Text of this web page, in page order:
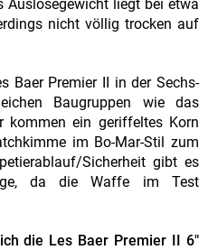
Auslösegewicht liegt bei etwa
nicht völlig trocken auf
Baer Premier II in der Sechs-
Baugruppen wie das
kommen ein geriffeltes Korn
im Bo-Mar-Stil zum
Sicherheit gibt es
da die Waffe im Test
die Les Baer Premier II 6"